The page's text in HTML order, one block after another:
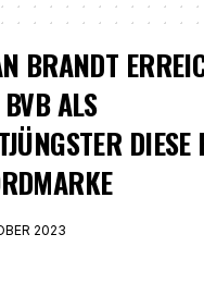
BRANDT
ALS
DIESE
2023